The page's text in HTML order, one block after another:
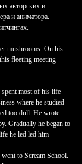
авторских и
и аниматора.
mushrooms. On his
fleeting meeting
most of his life
where he studied
too dull. He wrote
Gradually he began to
he led led him
to Scream School.